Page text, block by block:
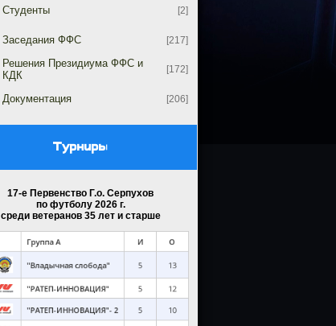
Студенты [2]
Заседания ФФС [217]
Решения Президиума ФФС и
КДК
[172]
Документация [206]
Турниры
17-е Первенство Г.о. Серпухов
по футболу 2026 г.
среди ветеранов 35 лет и старше